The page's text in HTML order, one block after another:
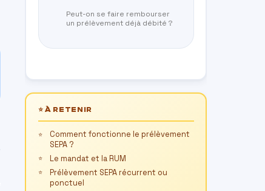
Peut-on se faire rembourser
un prélèvement déjà débité ?
⭐ À RETENIR
Comment fonctionne le prélèvement
SEPA ?
Le mandat et la RUM
Prélèvement SEPA récurrent ou
ponctuel